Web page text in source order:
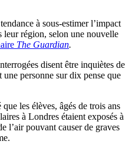
à sous-estimer l’impact
leur région, selon une nouvelle
The Guardian.
disent être inquiètes de
personne sur dix pense que
les élèves, âgés de trois ans
à Londres étaient exposés à
l’air pouvant causer de graves